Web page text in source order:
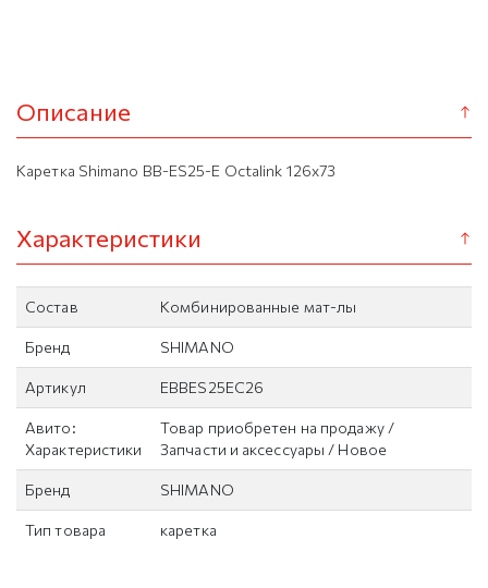
Описание
Каретка Shimano BB-ES25-E Octalink 126x73
Характеристики
Состав Комбинированные мат-лы
Бренд SHIMANO
Артикул EBBES25EC26
Авито:
Характеристики
Товар приобретен на продажу /
Запчасти и аксессуары / Новое
Бренд SHIMANO
Тип товара каретка